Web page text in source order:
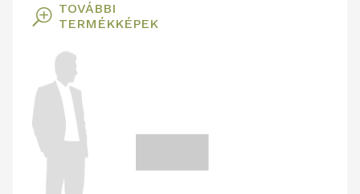
T TOVÁBBI
TERMÉKKÉPEK